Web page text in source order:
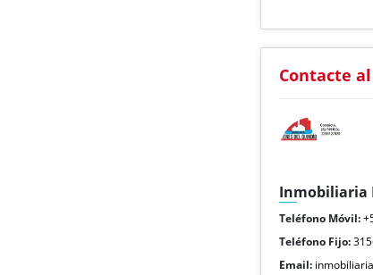
Contacte
Inmobiliaria
Teléfono Móvil:
Teléfono Fijo:
Email: